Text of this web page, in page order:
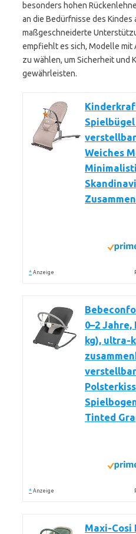
besonders hohen
an die Bedürfnisse des Kindes
maßgeschneiderte
empfiehlt es sich, Modelle mit
zu wählen, um Sicherheit und
gewährleisten.
Weiches
* Anzeige
0–2
kg), ultra-
Tinted
* Anzeige
Maxi-Cosi